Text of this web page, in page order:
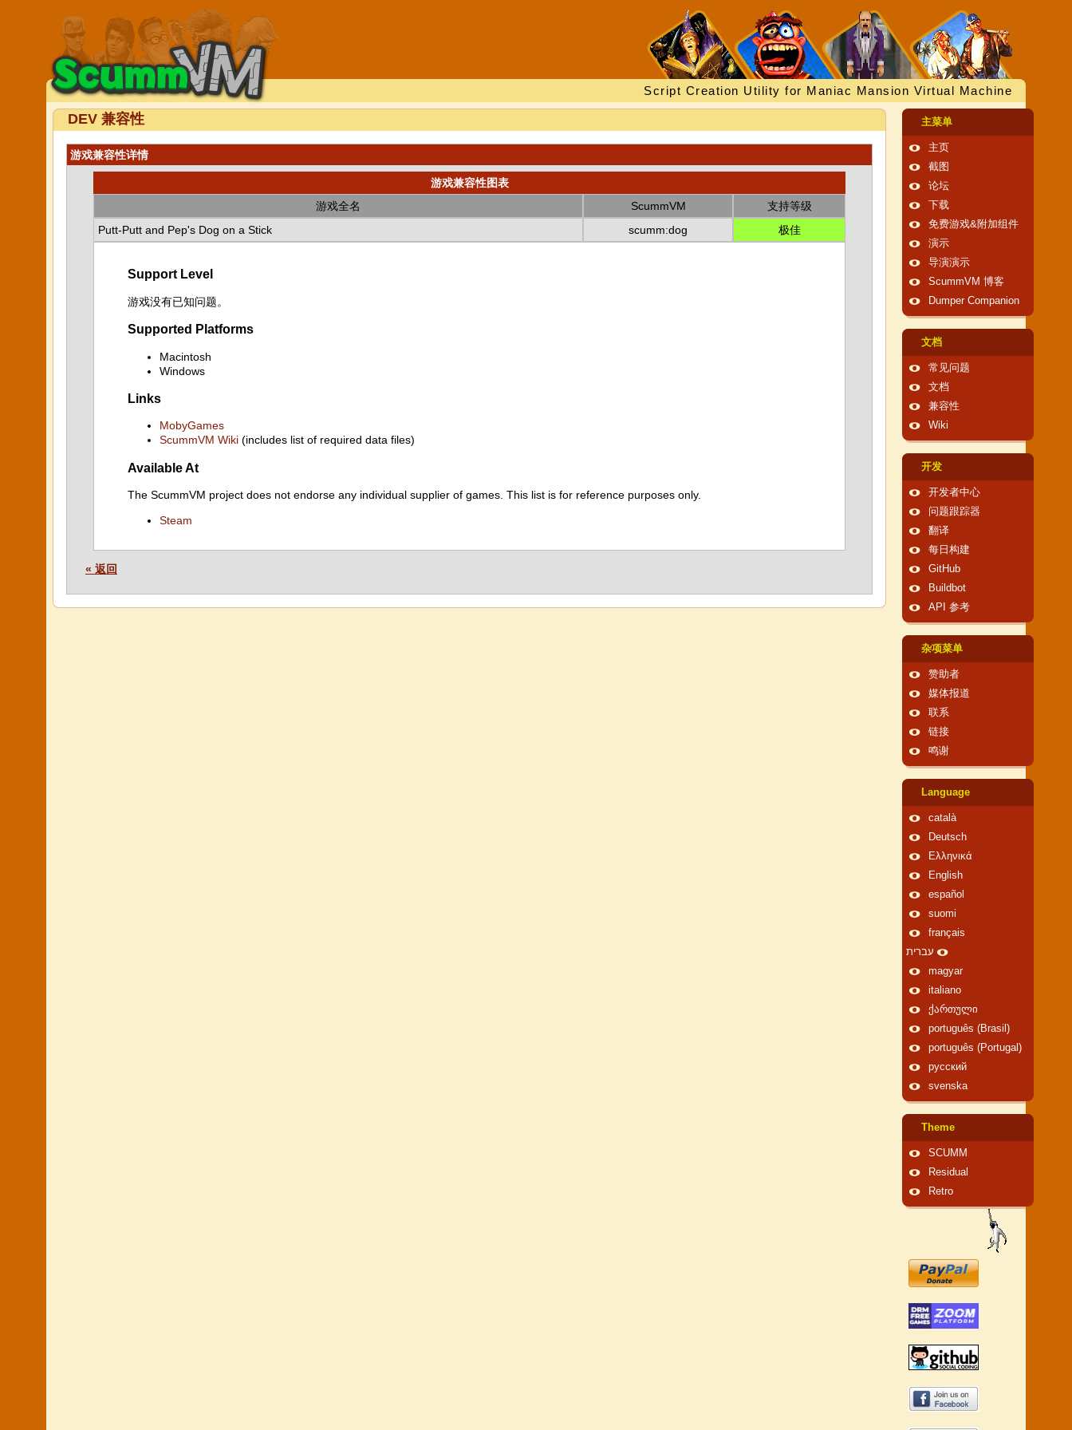
Script Creation Utility for Maniac Mansion Virtual Machine
DEV 兼容性
游戏兼容性详情
游戏兼容性图表
游戏全名
ScummVM
支持等级
Putt-Putt and Pep's Dog on a Stick
scumm:dog 极佳
Support Level
游戏没有已知问题。
Supported Platforms
Macintosh
Windows
Links
MobyGames
ScummVM Wiki (includes list of required data files)
Available At
The ScummVM project does not endorse any individual supplier of games. This list is for reference purposes only.
Steam
« 返回
主菜单
主页
截图
论坛
下载
免费游戏&附加组件
演示
导演演示
ScummVM 博客
Dumper Companion
文档
常见问题
文档
兼容性
Wiki
开发
开发者中心
问题跟踪器
翻译
每日构建
GitHub
Buildbot
API 参考
杂项菜单
赞助者
媒体报道
联系
链接
鸣谢
Language
català
Deutsch
Ελληνικά
English
español
suomi
français
עברית
magyar
italiano
ქართული
português (Brasil)
português (Portugal)
русский
svenska
Theme
SCUMM
Residual
Retro